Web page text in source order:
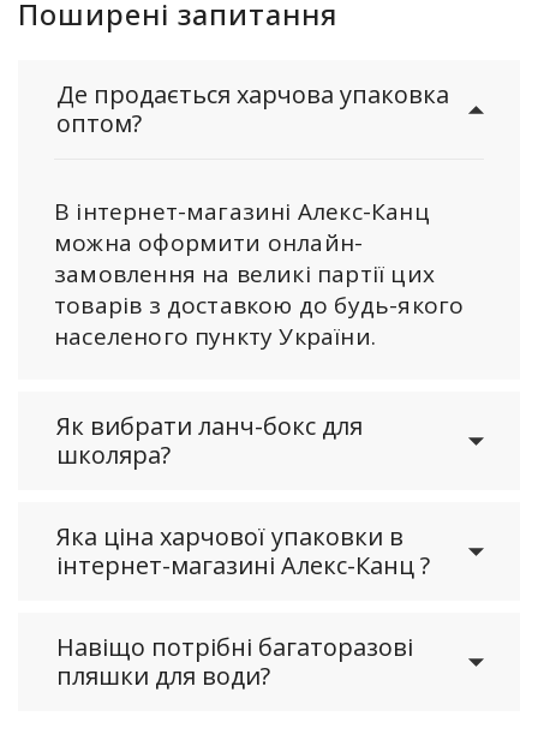
Поширені запитання
Де продається харчова упаковка
оптом?
В інтернет-магазині Алекс-Канц
можна оформити онлайн-
замовлення на великі партії цих
товарів з доставкою до будь-якого
населеного пункту України.
Як вибрати ланч-бокс для
школяра?
Яка ціна харчової упаковки в
інтернет-магазині Алекс-Канц ?
Навіщо потрібні багаторазові
пляшки для води?